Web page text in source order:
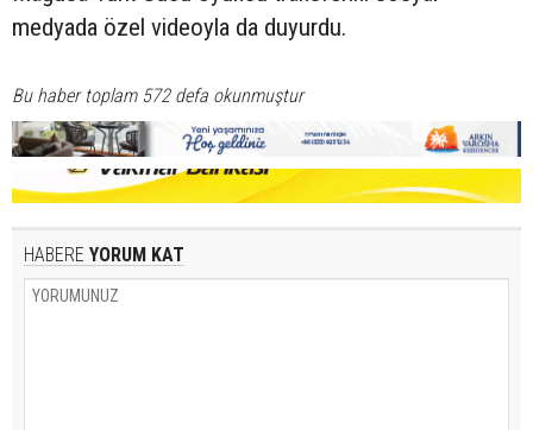
medyada özel videoyla da duyurdu.
Bu haber toplam 572 defa okunmuştur
HABERE YORUM KAT